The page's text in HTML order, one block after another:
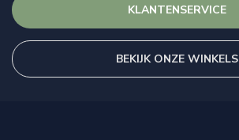
KLANTENSERVICE
BEKIJK ONZE WINKELS